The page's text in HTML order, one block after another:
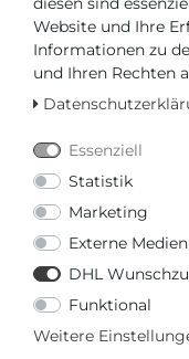
Versandfertig in 2-3
SCHNELLE
Ihr Preis bei3%
892,40 € *
Wunschliste Frage
Website und Ihre
Informationen zu
und Ihren Rechten
Essenziell
Statistik
Marketing
Externe Medien
DHL
Funktional
Weitere